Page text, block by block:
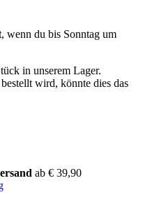
, wenn du bis Sonntag um
in unserem Lager.
wird, könnte dies das
ab € 39,90